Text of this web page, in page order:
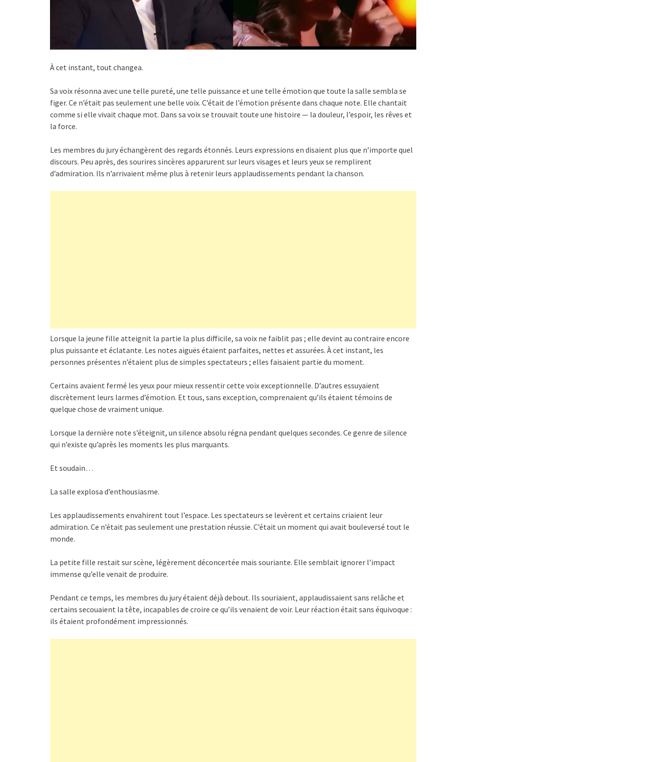
À cet instant, tout changea.
Sa voix résonna avec une telle pureté, une telle puissance et une telle émotion que toute la salle sembla se
figer. Ce n’était pas seulement une belle voix. C’était de l’émotion présente dans chaque note. Elle chantait
comme si elle vivait chaque mot. Dans sa voix se trouvait toute une histoire — la douleur, l’espoir, les rêves et
la force.
Les membres du jury échangèrent des regards étonnés. Leurs expressions en disaient plus que n’importe quel
discours. Peu après, des sourires sincères apparurent sur leurs visages et leurs yeux se remplirent
d’admiration. Ils n’arrivaient même plus à retenir leurs applaudissements pendant la chanson.
Lorsque la jeune fille atteignit la partie la plus difficile, sa voix ne faiblit pas ; elle devint au contraire encore
plus puissante et éclatante. Les notes aiguës étaient parfaites, nettes et assurées. À cet instant, les
personnes présentes n’étaient plus de simples spectateurs ; elles faisaient partie du moment.
Certains avaient fermé les yeux pour mieux ressentir cette voix exceptionnelle. D’autres essuyaient
discrètement leurs larmes d’émotion. Et tous, sans exception, comprenaient qu’ils étaient témoins de
quelque chose de vraiment unique.
Lorsque la dernière note s’éteignit, un silence absolu régna pendant quelques secondes. Ce genre de silence
qui n’existe qu’après les moments les plus marquants.
Et soudain…
La salle explosa d’enthousiasme.
Les applaudissements envahirent tout l’espace. Les spectateurs se levèrent et certains criaient leur
admiration. Ce n’était pas seulement une prestation réussie. C’était un moment qui avait bouleversé tout le
monde.
La petite fille restait sur scène, légèrement déconcertée mais souriante. Elle semblait ignorer l’impact
immense qu’elle venait de produire.
Pendant ce temps, les membres du jury étaient déjà debout. Ils souriaient, applaudissaient sans relâche et
certains secouaient la tête, incapables de croire ce qu’ils venaient de voir. Leur réaction était sans équivoque :
ils étaient profondément impressionnés.